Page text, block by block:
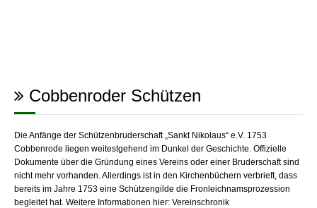
Cobbenroder Schützen
Die Anfänge der Schützenbruderschaft „Sankt Nikolaus“ e.V. 1753
Cobbenrode liegen weitestgehend im Dunkel der Geschichte. Offizielle
Dokumente über die Gründung eines Vereins oder einer Bruderschaft sind
nicht mehr vorhanden. Allerdings ist in den Kirchenbüchern verbrieft, dass
bereits im Jahre 1753 eine Schützengilde die Fronleichnamsprozession
begleitet hat. Weitere Informationen hier: Vereinschronik